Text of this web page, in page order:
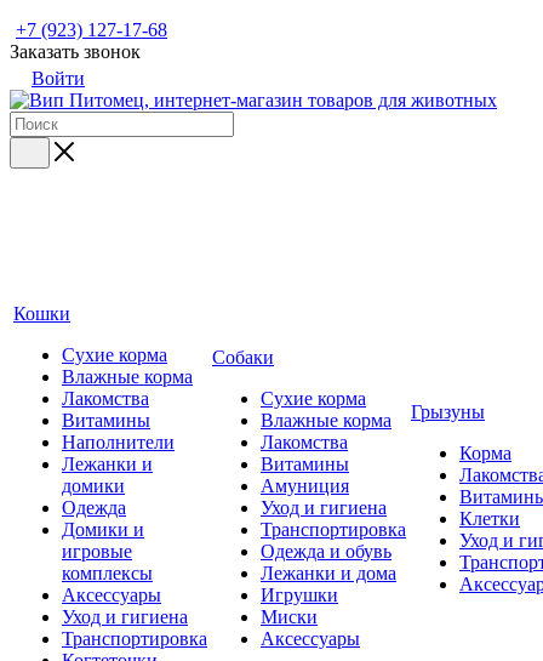
+7 (923) 127-17-68
Заказать звонок
Войти
Кошки
Сухие корма
Влажные корма
Лакомства
Витамины
Наполнители
Лежанки и
домики
Одежда
Домики и
игровые
комплексы
Аксессуары
Уход и гигиена
Транспортировка
Собаки
Сухие корма
Влажные корма
Лакомства
Витамины
Амуниция
Уход и гигиена
Транспортировка
Одежда и обувь
Лежанки и дома
Игрушки
Миски
Аксессуары
Грызуны
Корма
Клетки
Уход и